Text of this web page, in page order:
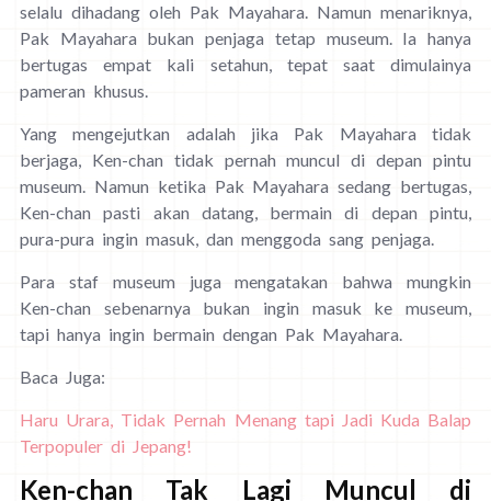
selalu dihadang oleh Pak Mayahara. Namun menariknya,
Pak Mayahara bukan penjaga tetap museum. Ia hanya
bertugas empat kali setahun, tepat saat dimulainya
pameran khusus.
Yang mengejutkan adalah jika Pak Mayahara tidak
berjaga, Ken-chan tidak pernah muncul di depan pintu
museum. Namun ketika Pak Mayahara sedang bertugas,
Ken-chan pasti akan datang, bermain di depan pintu,
pura-pura ingin masuk, dan menggoda sang penjaga.
Para staf museum juga mengatakan bahwa mungkin
Ken-chan sebenarnya bukan ingin masuk ke museum,
tapi hanya ingin bermain dengan Pak Mayahara.
Baca Juga:
Haru Urara, Tidak Pernah Menang tapi Jadi Kuda Balap
Terpopuler di Jepang!
Ken-chan Tak Lagi Muncul di